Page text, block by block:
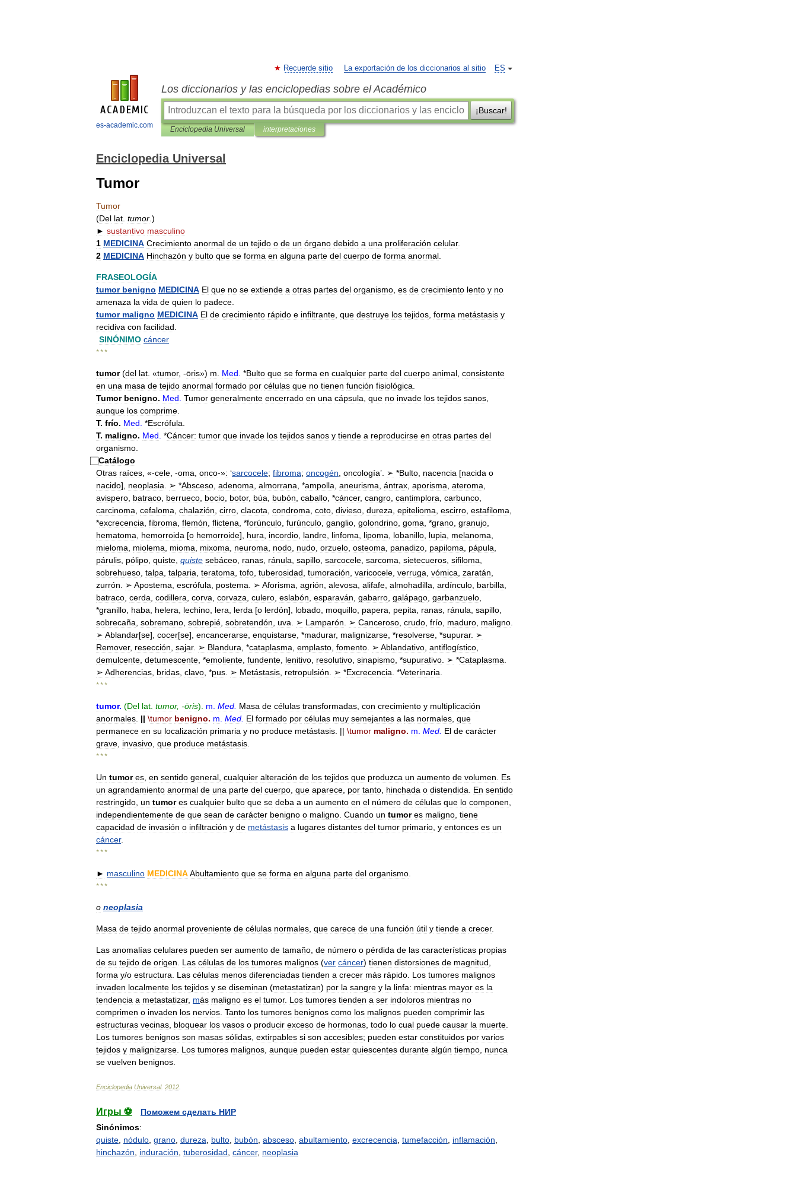
es-academic.com
ES
Recuerde sitio La exportación de los diccionarios al sitio
Los diccionarios y las enciclopedias sobre el Académico
¡Buscar!
Enciclopedia Universal interpretaciones
Enciclopedia Universal
Tumor
Tumor
(Del lat tumor .)
► sustantivo masculino
1 MEDICINA Crecimiento anormal de un tejido o de un órgano debido a una proliferación celular.
2 MEDICINA Hinchazón y bulto que se forma en alguna parte del cuerpo de forma anormal
FRASEOLOGÍA
tumor benigno MEDICINA El que no se extiende a otras partes del organismo es de crecimiento lento y no
amenaza la vida de quien lo padece
tumor maligno MEDICINA El de crecimiento rápido e infiltrante que destruye los tejidos forma metástasis y
recidiva con facilidad
SINÓNIMO cáncer
* * *
tumor (del lat . «tumor, -ōris») m Med *Bulto que se forma en cualquier parte del cuerpo animal consistente
en una masa de tejido anormal formado por células que no tienen función fisiológica
Tumor benigno. Med Tumor generalmente encerrado en una cápsula que no invade los tejidos sanos
aunque los comprime
T. frío. Med *Escrófula
T. maligno. Med *Cáncer: tumor que invade los tejidos sanos y tiende a reproducirse en otras partes del
organismo
Catálogo
Otras raíces , «-cele , -oma onco-»: ‘sarcocele; fibroma; oncogén oncología’. ➢ *Bulto nacencia [nacida o
nacido], neoplasia ➢ *Absceso adenoma almorrana , *ampolla aneurisma ántrax aporisma ateroma
avispero batraco berrueco bocio botor, búa bubón caballo , *cáncer, cangro cantimplora carbunco
carcinoma cefaloma chalazión cirro clacota condroma coto divieso dureza epitelioma escirro estafiloma
*excrecencia fibroma flemón flictena , *forúnculo furúnculo ganglio golondrino goma , *grano granujo
hematoma
hemorroida [o hemorroide], hura incordio landre linfoma lipoma lobanillo lupia melanoma
mieloma
miolema mioma mixoma neuroma nodo nudo orzuelo osteoma panadizo papiloma pápula
párulis pólipo quiste quiste sebáceo ranas ránula sapillo sarcocele sarcoma sietecueros sifiloma
sobrehueso talpa talparia teratoma tofo tuberosidad tumoración varicocele verruga vómica zaratán
zurrón
➢ Apostema escrófula postema ➢ Aforisma agrión alevosa alifafe almohadilla ardínculo barbilla
batraco cerda codillera corva corvaza culero eslabón esparaván gabarro galápago garbanzuelo
*granillo haba helera lechino lera lerda [o lerdón], lobado moquillo papera pepita ranas ránula sapillo
sobrecaña sobremano sobrepié sobretendón uva ➢ Lamparón ➢ Canceroso crudo frío maduro maligno
➢ Ablandar[se], cocer[se], encancerarse enquistarse , *madurar, malignizarse , *resolverse , *supurar. ➢
Remover, resección sajar. ➢ Blandura , *cataplasma emplasto fomento ➢ Ablandativo antiflogístico
demulcente detumescente , *emoliente fundente lenitivo resolutivo sinapismo , *supurativo ➢ *Cataplasma
➢ Adherencias bridas clavo , *pus ➢ Metástasis retropulsión ➢ *Excrecencia . *Veterinaria
* * *
tumor. (Del lat tumor, -ōris). m Med Masa de células transformadas con crecimiento y multiplicación
anormales || \tumor benigno. m Med El formado por células muy semejantes a las normales que
permanece en su localización primaria y no produce metástasis . || \tumor maligno. m Med El de carácter
grave invasivo que produce metástasis
* * *
Un tumor es en sentido general cualquier alteración de los tejidos que produzca un aumento de volumen
Es
un agrandamiento anormal de una parte del cuerpo que aparece por tanto hinchada o distendida En sentido
restringido un tumor es cualquier bulto que se deba a un aumento en el número de células que lo componen
independientemente de que sean de carácter benigno o maligno Cuando un tumor es maligno tiene
capacidad de invasión o infiltración y de metástasis a lugares distantes del tumor primario y entonces es un
cáncer.
* * *
► masculino MEDICINAAbultamiento que se forma en alguna parte del organismo
* * *
o neoplasia
Masa de tejido anormal proveniente de células normales que carece de una función útil y tiende a crecer.
Las anomalías celulares pueden ser aumento de tamaño de número o pérdida de las características propias
de su tejido de origen Las células de los tumores malignos (ver cáncer) tienen distorsiones de magnitud
forma y/o estructura Las células menos diferenciadas tienden a crecer más rápido Los tumores malignos
invaden localmente los tejidos y se diseminan (metastatizan) por la sangre y la linfa: mientras mayor es la
tendencia a metastatizar, más maligno es el tumor. Los tumores tienden a ser indoloros mientras no
comprimen o invaden los nervios Tanto los tumores benignos como los malignos pueden comprimir las
estructuras vecinas bloquear los vasos o producir exceso de hormonas todo lo cual puede causar la muerte
Los tumores benignos son masas sólidas extirpables si son accesibles; pueden estar constituidos por varios
tejidos y malignizarse Los tumores malignos aunque pueden estar quiescentes durante algún tiempo nunca
se vuelven benignos
Enciclopedia Universal. 2012
Игры ⚽
Поможем сделать НИР
Sinónimos:
quiste nódulo grano dureza bulto bubón absceso abultamiento excrecencia tumefacción inflamación
hinchazón
induración tuberosidad cáncer, neoplasia